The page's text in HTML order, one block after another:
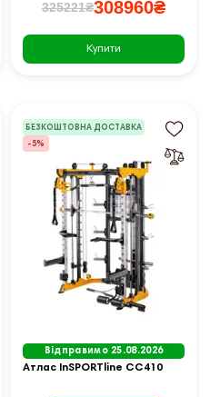
325221₴308960₴
Купити
БЕЗКОШТОВНА ДОСТАВКА
-5%
Відправимо 25.08.2026
Атлас InSPORTline CC410